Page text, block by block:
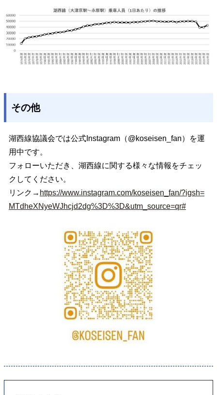
その他
湖西線協議会では公式Instagram（@koseisen_fan）を運
用中です。
フォローいただき、湖西線に関する様々な情報をチェッ
クしてください。
リンク→ https://www.instagram.com/koseisen_fan/?igsh=
MTdheXNyeWJhcjd2dg%3D%3D&utm_source=qr#